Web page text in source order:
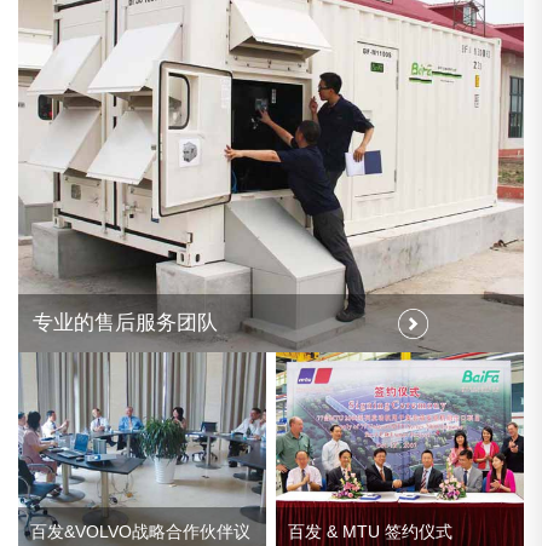
专业的售后服务团队
百发&VOLVO战略合作伙伴议 百发 & MTU 签约仪式